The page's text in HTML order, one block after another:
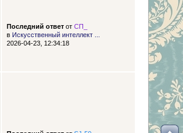
Последний ответот СП_
в Искусственный интеллект ...
2026-04-23, 12:34:18